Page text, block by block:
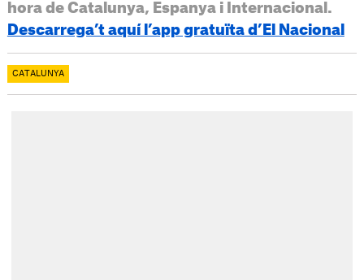
hora de Catalunya, Espanya i Internacional.
Descarrega’t aquí l’app gratuïta d’El Nacional
CATALUNYA